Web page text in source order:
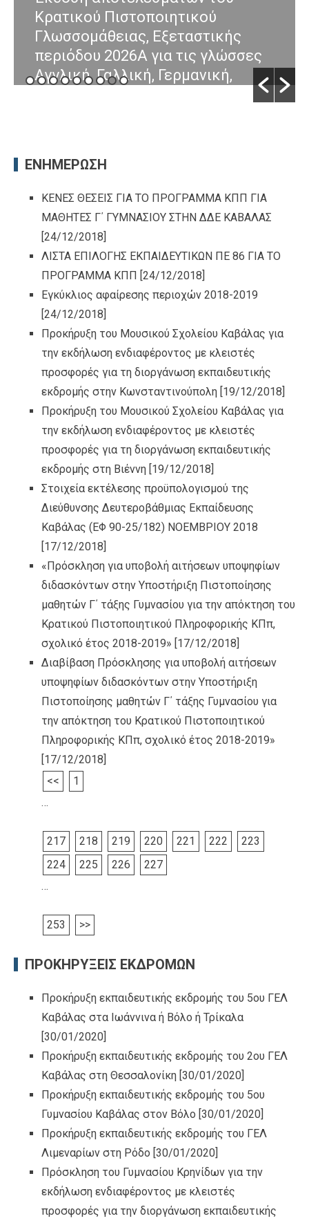
Κρατικού Πιστοποιητικού
Γλωσσομάθειας, Εξεταστικής
περιόδου 2026Α για τις γλώσσες
Αγγλική, Γαλλική, Γερμανική,
ΕΝΗΜΕΡΩΣΗ
ΚΕΝΕΣ ΘΕΣΕΙΣ ΓΙΑ ΤΟ ΠΡΟΓΡΑΜΜΑ ΚΠΠ ΓΙΑ
ΜΑΘΗΤΕΣ Γ΄ ΓΥΜΝΑΣΙΟΥ ΣΤΗΝ ΔΔΕ ΚΑΒΑΛΑΣ
[24/12/2018]
ΛΙΣΤΑ ΕΠΙΛΟΓΗΣ ΕΚΠΑΙΔΕΥΤΙΚΩΝ ΠΕ 86 ΓΙΑ ΤΟ
ΠΡΟΓΡΑΜΜΑ ΚΠΠ [24/12/2018]
Εγκύκλιος αφαίρεσης περιοχών 2018-2019
[24/12/2018]
Προκήρυξη του Μουσικού Σχολείου Καβάλας για
την εκδήλωση ενδιαφέροντος με κλειστές
προσφορές για τη διοργάνωση εκπαιδευτικής
εκδρομής στην Κωνσταντινούπολη [19/12/2018]
Προκήρυξη του Μουσικού Σχολείου Καβάλας για
την εκδήλωση ενδιαφέροντος με κλειστές
προσφορές για τη διοργάνωση εκπαιδευτικής
εκδρομής στη Βιέννη [19/12/2018]
Στοιχεία εκτέλεσης προϋπολογισμού της
Διεύθυνσης Δευτεροβάθμιας Εκπαίδευσης
Καβάλας (ΕΦ 90-25/182) ΝΟΕΜΒΡΙΟΥ 2018
[17/12/2018]
«Πρόσκληση για υποβολή αιτήσεων υποψηφίων
διδασκόντων στην Υποστήριξη Πιστοποίησης
μαθητών Γ΄ τάξης Γυμνασίου για την απόκτηση του
Κρατικού Πιστοποιητικού Πληροφορικής ΚΠπ,
σχολικό έτος 2018-2019» [17/12/2018]
Διαβίβαση Πρόσκλησης για υποβολή αιτήσεων
υποψηφίων διδασκόντων στην Υποστήριξη
Πιστοποίησης μαθητών Γ΄ τάξης Γυμνασίου για
την απόκτηση του Κρατικού Πιστοποιητικού
Πληροφορικής ΚΠπ, σχολικό έτος 2018-2019»
[17/12/2018]
<<
1
…
217 218 219 220 221 222
223
224
225 226
227
…
253 >>
ΠΡΟΚΗΡΥΞΕΙΣ ΕΚΔΡΟΜΩΝ
Προκήρυξη εκπαιδευτικής εκδρομής του 5ου ΓΕΛ
Καβάλας στα Ιωάννινα ή Βόλο ή Τρίκαλα
[30/01/2020]
Προκήρυξη εκπαιδευτικής εκδρομής του 2ου ΓΕΛ
Καβάλας στη Θεσσαλονίκη [30/01/2020]
Προκήρυξη εκπαιδευτικής εκδρομής του 5ου
Γυμνασίου Καβάλας στον Βόλο [30/01/2020]
Προκήρυξη εκπαιδευτικής εκδρομής του ΓΕΛ
Λιμεναρίων στη Ρόδο [30/01/2020]
Πρόσκληση του Γυμνασίου Κρηνίδων για την
εκδήλωση ενδιαφέροντος με κλειστές
προσφορές για την διοργάνωση εκπαιδευτικής